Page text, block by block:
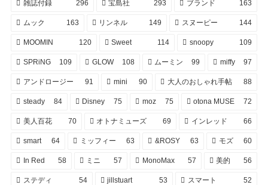
雑誌付録 296 宝島社 293 ブランド 163
ムック 163 リンネル 149 スヌーピー 144
MOOMIN 120 Sweet 114 snoopy 109
SPRiNG 109 GLOW 108 ムーミン 99 miffy 97
アンドロージー 91 mini 90 大人のおしゃれ手帖 88
steady 84 Disney 75 moz 75 otona MUSE 72
美人百花 70 オトナミューズ 69 インレッド 66
smart 64 ミッフィー 63 &ROSY 63 モズ 60
In Red 58 ミニ 57 MonoMax 57 美的 56
ステディ 54 jillstuart 53 スマート 52